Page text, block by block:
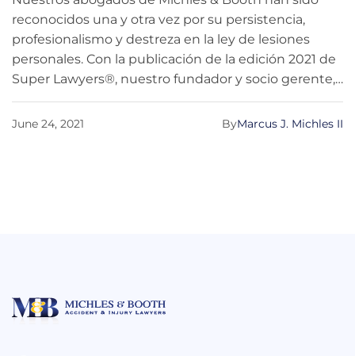
reconocidos una y otra vez por su persistencia,
profesionalismo y destreza en la ley de lesiones
personales. Con la publicación de la edición 2021 de
Super Lawyers®, nuestro fundador y socio gerente,
Marcus J. Michles II, fue honrado una vez más con
elogios por su trabajo en Pensacola, Florida, en las
June 24, 2021 Marcus J. Michles II
By